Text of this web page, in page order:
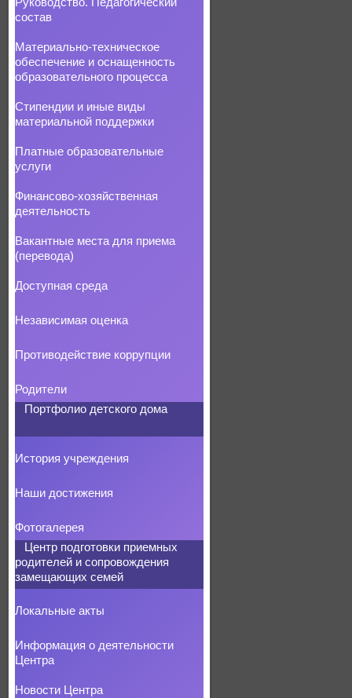
состав
Материально-техническое
обеспечение и оснащенность
образовательного процесса
Стипендии и иные виды
материальной поддержки
Платные образовательные
услуги
Финансово-хозяйственная
деятельность
Вакантные места для приема
(перевода)
Доступная среда
Независимая оценка
Противодействие коррупции
Родители
Портфолио детского дома
История учреждения
Наши достижения
Фотогалерея
Центр подготовки приемных
родителей и сопровождения
замещающих семей
Локальные акты
Информация о деятельности
Центра
Новости Центра